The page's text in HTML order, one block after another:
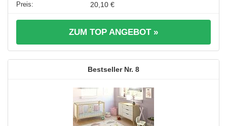
20,10 €
ZUM TOP ANGEBOT »
8